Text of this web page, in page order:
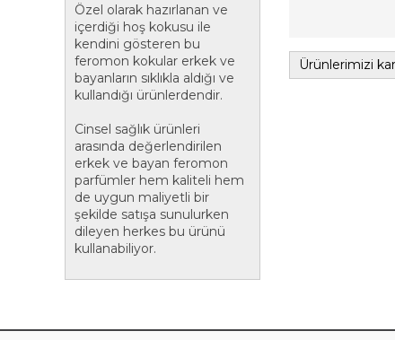
Özel olarak hazırlanan ve
içerdiği hoş kokusu ile
kendini gösteren bu
feromon kokular erkek ve
bayanların sıklıkla aldığı ve
kullandığı ürünlerdendir.
Cinsel sağlık ürünleri
arasında değerlendirilen
erkek ve bayan feromon
parfümler hem kaliteli hem
de uygun maliyetli bir
şekilde satışa sunulurken
dileyen herkes bu ürünü
kullanabiliyor.
Ürünlerimizi